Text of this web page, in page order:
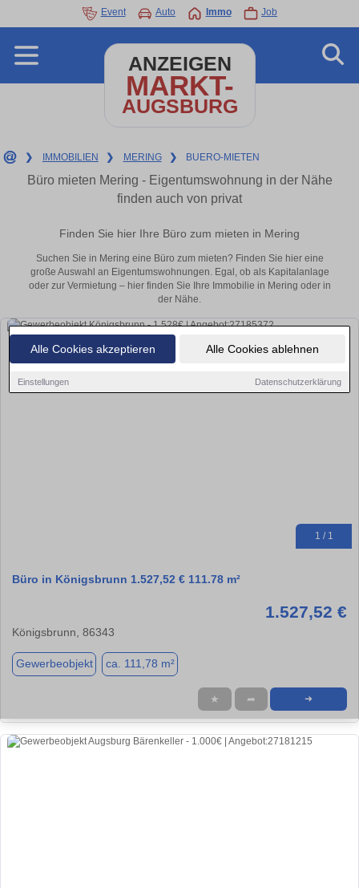
Alle Cookies akzeptieren Alle Cookies ablehnen
Einstellungen Datenschutzerklärung
Event Auto Immo Job
ANZEIGEN
MARKT-
AUGSBURG
❯ IMMOBILIEN ❯ MERING ❯ BUERO-MIETEN
Büro mieten Mering - Eigentumswohnung in der Nähe
finden auch von privat
Finden Sie hier Ihre Büro zum mieten in Mering
Suchen Sie in Mering eine Büro zum mieten? Finden Sie hier eine
große Auswahl an Eigentumswohnungen. Egal, ob als Kapitalanlage
oder zur Vermietung – hier finden Sie Ihre Immobilie in Mering oder in
der Nähe.
1 / 1
Büro in Königsbrunn 1.527,52 € 111.78 m²
1.527,52 €
Königsbrunn, 86343
Gewerbeobjekt ca. 111,78 m²
★ ➦ ➜